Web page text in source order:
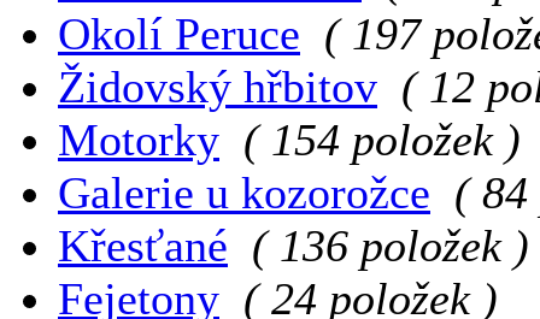
Okolí Peruce ( 197
Židovský hřbitov ( 12
Motorky ( 154 položek )
Galerie u kozorožce ( 84
Křesťané ( 136 položek )
Fejetony ( 24 položek )